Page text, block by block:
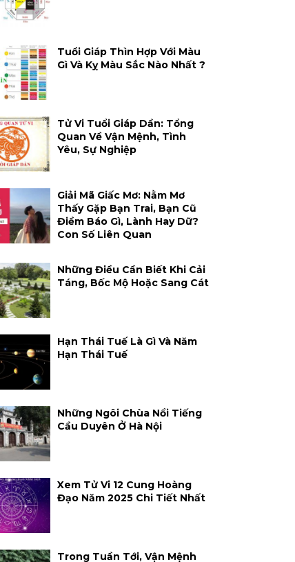
Tuổi Giáp Thìn Hợp Với Màu
Gì Và Kỵ Màu Sắc Nào Nhất ?
Tử Vi Tuổi Giáp Dần: Tổng
Quan Về Vận Mệnh, Tình
Yêu, Sự Nghiệp
Giải Mã Giấc Mơ: Nằm Mơ
Thấy Gặp Bạn Trai, Bạn Cũ
Điềm Báo Gì, Lành Hay Dữ?
Con Số Liên Quan
Những Điều Cần Biết Khi Cải
Táng, Bốc Mộ Hoặc Sang Cát
Hạn Thái Tuế Là Gì Và Năm
Hạn Thái Tuế
Những Ngôi Chùa Nổi Tiếng
Cầu Duyên Ở Hà Nội
Xem Tử Vi 12 Cung Hoàng
Đạo Năm 2025 Chi Tiết Nhất
Trong Tuần Tới, Vận Mệnh